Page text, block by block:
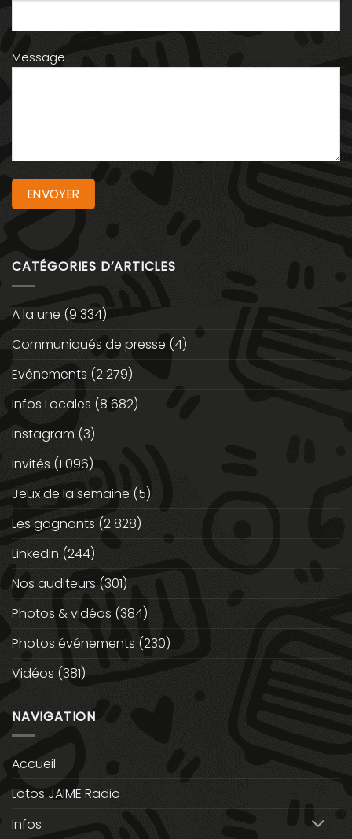
Message
CATÉGORIES D’ARTICLES
A la une (9 334)
Communiqués de presse (4)
Evénements (2 279)
Infos Locales (8 682)
instagram (3)
Invités (1 096)
Jeux de la semaine (5)
Les gagnants (2 828)
Linkedin (244)
Nos auditeurs (301)
Photos & vidéos (384)
Photos événements (230)
Vidéos (381)
NAVIGATION
Accueil
Lotos JAIME Radio
Infos